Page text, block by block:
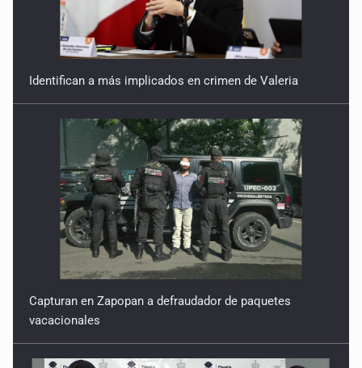
Identifican a más implicados en crimen de Valeria
Capturan en Zapopan a defraudador de paquetes
vacacionales